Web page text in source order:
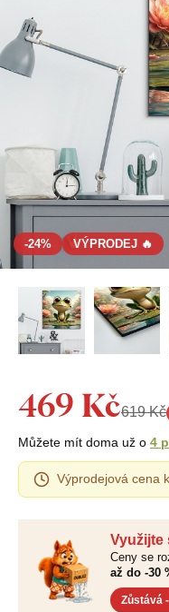
-24% VÝPRODEJ 🔥
Využijte
Ceny se
až do -30
Zůstává -
469 Kč619 Kč
Můžete mít doma už o 4
Výprodejová cena